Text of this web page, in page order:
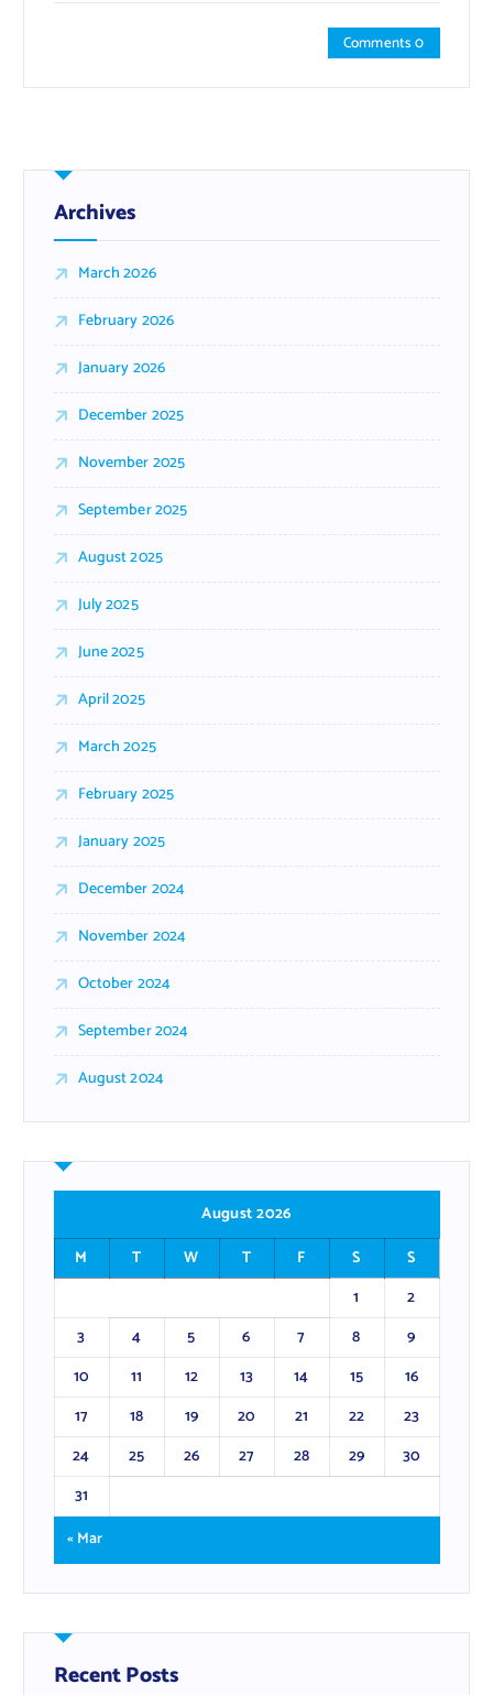
Comments 0
Archives
March 2026
February 2026
January 2026
December 2025
November 2025
September 2025
August 2025
July 2025
June 2025
April 2025
March 2025
February 2025
January 2025
December 2024
November 2024
October 2024
September 2024
August 2024
August 2026
M
T W T F S
S
1
2
3
4 5 6 7 8
9
10
11 12 13 14 15
16
17
18 19 20 21 22
23
24
25 26 27 28 29
30
31
« Mar
Recent Posts